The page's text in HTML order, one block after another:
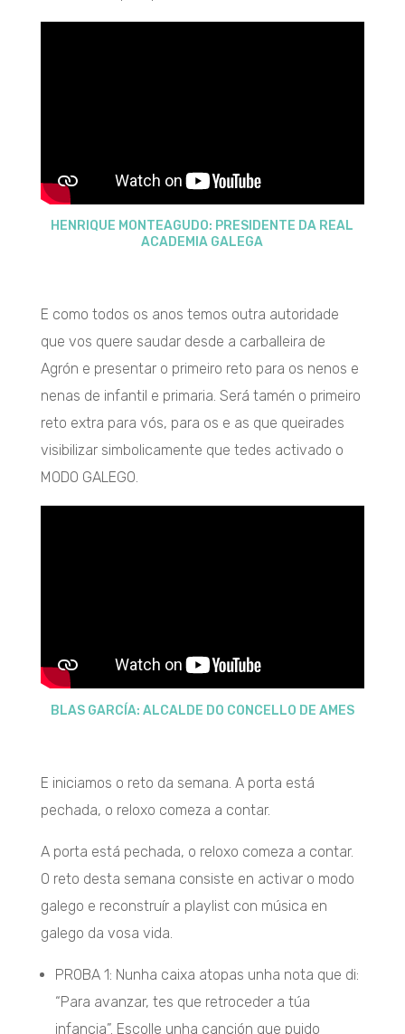
HENRIQUE MONTEAGUDO: PRESIDENTE DA REAL
ACADEMIA GALEGA
E como todos os anos temos outra autoridade
que vos quere saudar desde a carballeira de
Agrón e presentar o primeiro reto para os nenos e
nenas de infantil e primaria. Será tamén o primeiro
reto extra para vós, para os e as que queirades
visibilizar simbolicamente que tedes activado o
MODO GALEGO.
BLAS GARCÍA: ALCALDE DO CONCELLO DE AMES
E iniciamos o reto da semana. A porta está
pechada, o reloxo comeza a contar.
A porta está pechada, o reloxo comeza a contar.
O reto desta semana consiste en activar o modo
galego e reconstruír a playlist con música en
galego da vosa vida.
PROBA 1: Nunha caixa atopas unha nota que di:
“Para avanzar, tes que retroceder a túa
infancia”. Escolle unha canción que puido